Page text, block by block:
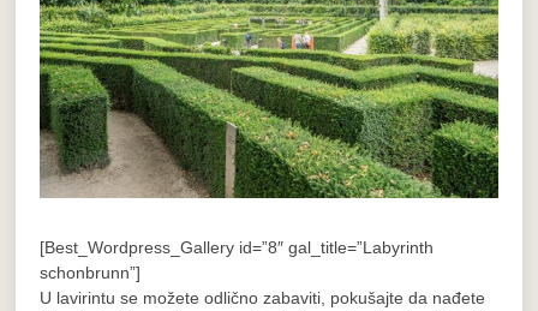
[Best_Wordpress_Gallery id=”8″ gal_title=”Labyrinth
schonbrunn”]
U lavirintu se možete odlično zabaviti, pokušajte da nađete